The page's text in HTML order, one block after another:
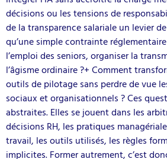
décisions ou les tensions de
de la transparence salariale un levier
qu’une simple contrainte
l’emploi des seniors, organiser la
l’âgisme ordinaire ?+ Comment
outils de pilotage sans perdre de vue
sociaux et organisationnels ? Ces
abstraites. Elles se jouent dans les
décisions RH, les pratiques
travail, les outils utilisés, les règles
implicites. Former autrement, c’est